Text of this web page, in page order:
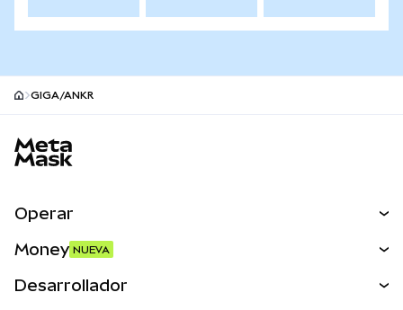
GIGA/ANKR
Operar
Money NUEVA
Desarrollador